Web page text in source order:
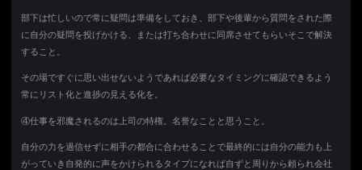
部下は忙しいので常に疑問は準備をしておき、部下や後輩から質問をされた際
に自分の疑問を投げかける、または打ち合わせに同席させてもらいそこで解決
すること。
その場ですぐに思い出せないようであれば必要なタイミングに確認できるよう
常にリスト化と進捗の見える化を。
④仕事を邪魔されるのは上司の特権。名誉なことと思うこと。
自分の力を過信せずに相手の都合に合わせることで最終的には自分の能力も上
がっていき自発的に声をかけられるタイプになれば自ずと周りから頼られ会社